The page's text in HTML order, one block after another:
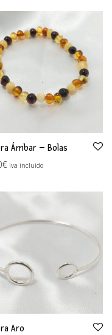
Ámbar – Bolas
€ iva incluido
Aro